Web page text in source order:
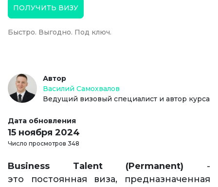
ПОЛУЧИТЬ ВИЗУ
Быстро. Выгодно. Под ключ.
Автор
Василий Самохвалов
Ведущий визовый специалист и автор курса
Дата обновления
15 ноября 2024
Число просмотров 348
Business Talent (Permanent) -
это постоянная виза, предназначенная